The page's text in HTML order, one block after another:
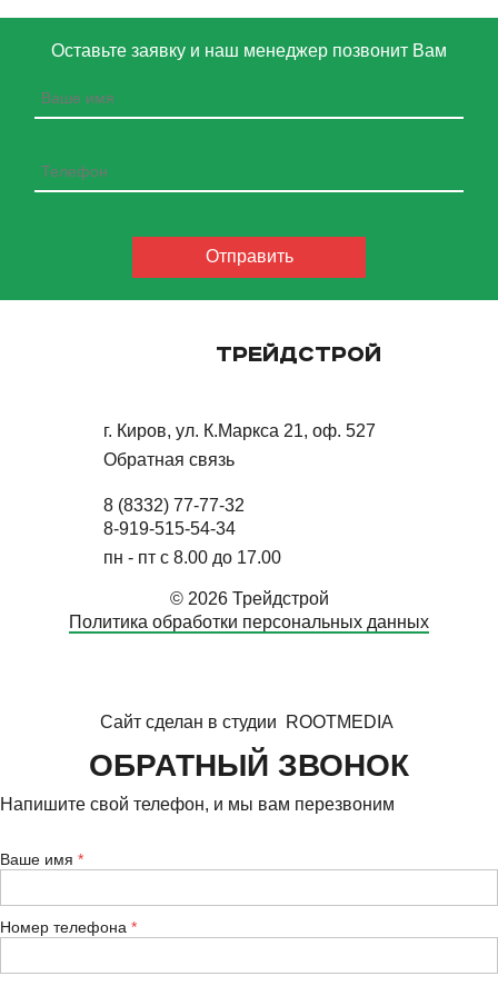
Оставьте заявку и наш менеджер позвонит Вам
ТРЕЙДСТРОЙ
г. Киров, ул. К.Маркса 21, оф. 527
Обратная связь
8 (8332) 77-77-32
8-919-515-54-34
пн - пт с 8.00 до 17.00
© 2026 Трейдстрой
Политика обработки персональных данных
Сайт сделан в студии ROOTMEDIA
ОБРАТНЫЙ ЗВОНОК
Напишите свой телефон, и мы вам перезвоним
Ваше имя
Номер телефона